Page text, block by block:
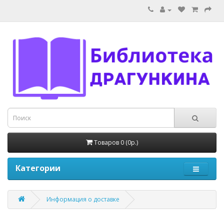
Товаров 0 (0р.)
Категории
Информация о доставке